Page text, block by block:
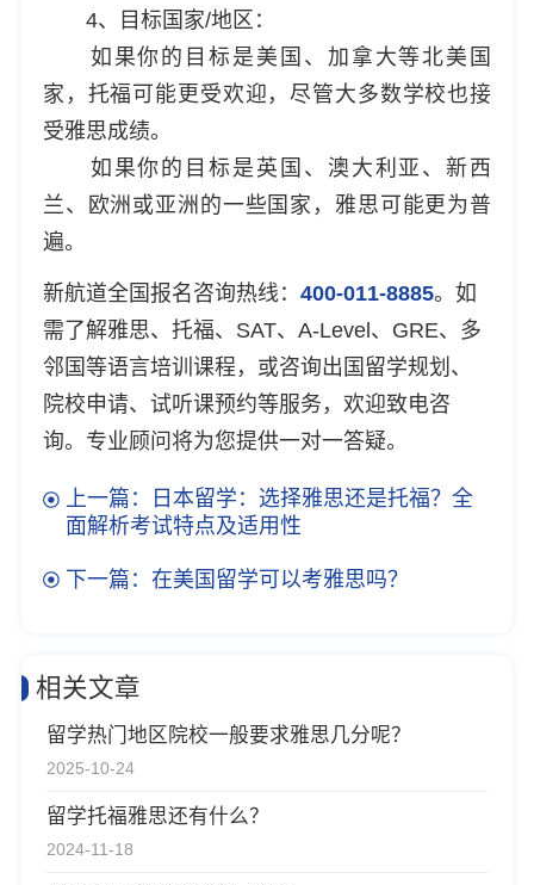
4、目标国家/地区：
如果你的目标是美国、加拿大等北美国
家，托福可能更受欢迎，尽管大多数学校也接
受雅思成绩。
如果你的目标是英国、澳大利亚、新西
兰、欧洲或亚洲的一些国家，雅思可能更为普
遍。
新航道全国报名咨询热线： 400-011-8885。如
需了解雅思、托福、SAT、A-Level、GRE、多
邻国等语言培训课程，或咨询出国留学规划、
院校申请、试听课预约等服务，欢迎致电咨
询。专业顾问将为您提供一对一答疑。
上一篇：日本留学：选择雅思还是托福？全
面解析考试特点及适用性
下一篇：在美国留学可以考雅思吗？
相关文章
留学热门地区院校一般要求雅思几分呢？
2025-10-24
留学托福雅思还有什么？
2024-11-18